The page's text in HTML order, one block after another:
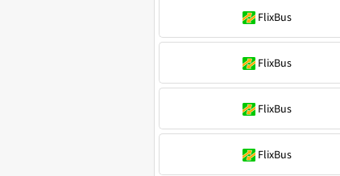
FlixBus
FlixBus
FlixBus
FlixBus